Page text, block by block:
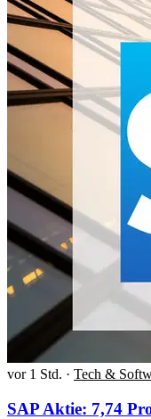
vor 1 Std. · Tech &
SAP Aktie: 7,74